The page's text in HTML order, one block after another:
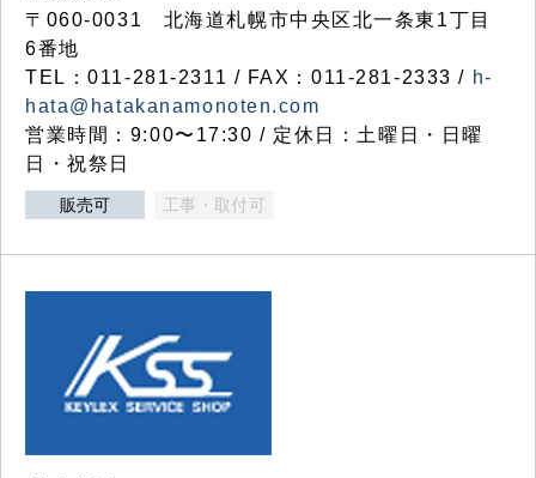
〒060-0031 北海道札幌市中央区北一条東1丁目
6番地
TEL：011-281-2311 / FAX：011-281-2333 / h-
hata@hatakanamonoten.com
営業時間：9:00〜17:30 / 定休日：土曜日・日曜
日・祝祭日
販売可 工事・取付可